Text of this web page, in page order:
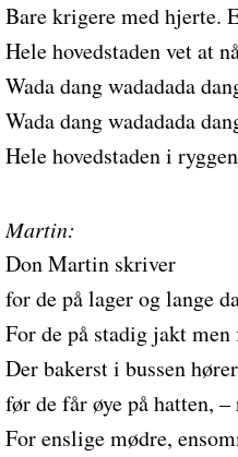
Bare krigere med hjerte.
Hele hovedstaden vet at
Wada dang wadadada
Wada dang wadadada
Hele hovedstaden i
Martin:
Don Martin skriver
for de på lager og lange
For de på stadig jakt
Der bakerst i bussen
før de får øye på hatten,
For enslige mødre,